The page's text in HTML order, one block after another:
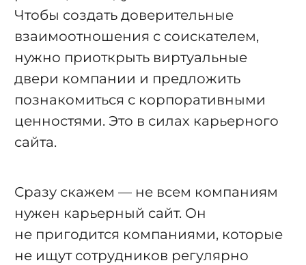
Чтобы создать доверительные
взаимоотношения с соискателем,
нужно приоткрыть виртуальные
двери компании и предложить
познакомиться с корпоративными
ценностями. Это в силах карьерного
сайта.
Сразу скажем — не всем компаниям
нужен карьерный сайт. Он
не пригодится компаниями, которые
не ищут сотрудников регулярно